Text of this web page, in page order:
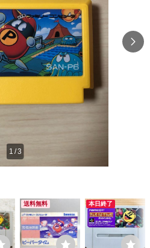
1 /3
送料無料 本日終了